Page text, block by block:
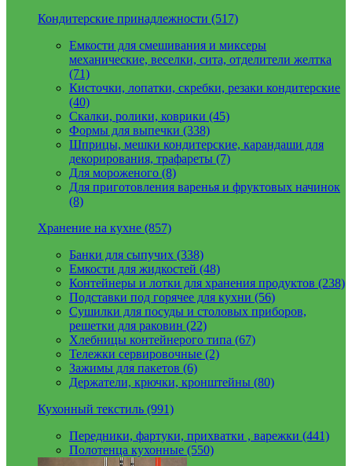
Кондитерские принадлежности (517)
Емкости для смешивания и миксеры
механические, веселки, сита, отделители желтка
(71)
Кисточки, лопатки, скребки, резаки кондитерские
(40)
Скалки, ролики, коврики (45)
Формы для выпечки (338)
Шприцы, мешки кондитерские, карандаши для
декорирования, трафареты (7)
Для мороженого (8)
Для приготовления варенья и фруктовых начинок
(8)
Хранение на кухне (857)
Банки для сыпучих (338)
Емкости для жидкостей (48)
Контейнеры и лотки для хранения продуктов (238)
Подставки под горячее для кухни (56)
Сушилки для посуды и столовых приборов,
решетки для раковин (22)
Хлебницы контейнерого типа (67)
Тележки сервировочные (2)
Зажимы для пакетов (6)
Держатели, крючки, кронштейны (80)
Кухонный текстиль (991)
Передники, фартуки, прихватки , варежки (441)
Полотенца кухонные (550)